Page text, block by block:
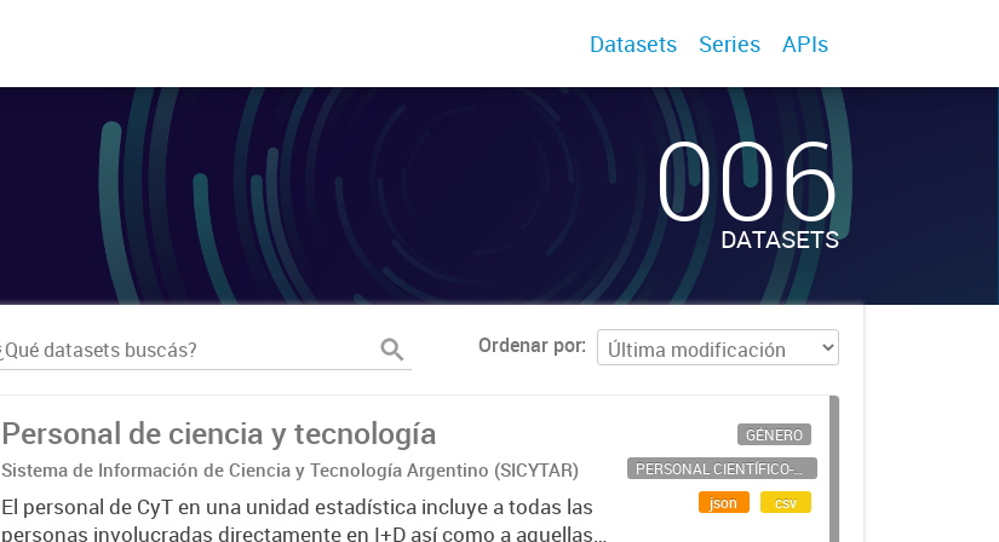
Datasets Series APIs
006
DATASETS
Ordenar por
Personal de ciencia y tecnología
Sistema de Información de Ciencia y Tecnología Argentino (SICYTAR)
El personal de CyT en una unidad estadística incluye a todas las
personas involucradas directamente en I+D así como a aquellas
GÉNERO
PERSONAL CIENTÍFICO-TECNOLÓGICO
json
csv